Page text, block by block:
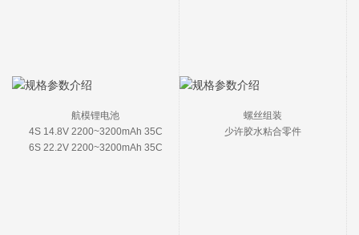
航模锂电池
4S 14.8V 2200~3200mAh 35C
6S 22.2V 2200~3200mAh 35C
螺丝组装
少许胶水粘合零件